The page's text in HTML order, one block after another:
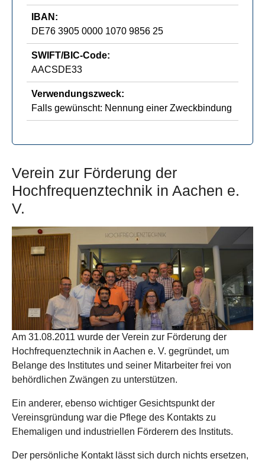
IBAN:
DE76 3905 0000 1070 9856 25
SWIFT/BIC-Code:
AACSDE33
Verwendungszweck:
Falls gewünscht: Nennung einer Zweckbindung
Verein zur Förderung der
Hochfrequenztechnik in Aachen e.
V.
Am 31.08.2011 wurde der Verein zur Förderung der
Hochfrequenztechnik in Aachen e. V. gegründet, um
Belange des Institutes und seiner Mitarbeiter frei von
behördlichen Zwängen zu unterstützen.
Ein anderer, ebenso wichtiger Gesichtspunkt der
Vereinsgründung war die Pflege des Kontakts zu
Ehemaligen und industriellen Förderern des Instituts.
Der persönliche Kontakt lässt sich durch nichts ersetzen,